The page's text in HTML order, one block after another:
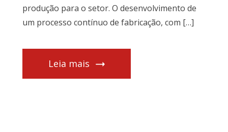
produção para o setor. O desenvolvimento de
um processo contínuo de fabricação, com […]
Leia mais